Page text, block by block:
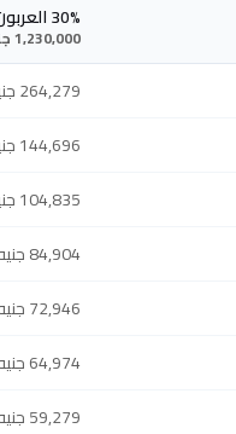
30% العربون
1,230,000 جنيه
264,279 جنيه
144,696 جنيه
104,835 جنيه
84,904 جنيه
72,946 جنيه
64,974 جنيه
59,279 جنيه